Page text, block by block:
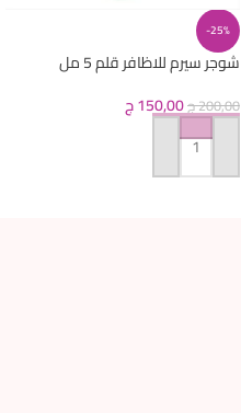
-25%
شوجر سيرم للاظافر قلم 5 مل
200,00ج150,00ج
إضافة إلى السلة